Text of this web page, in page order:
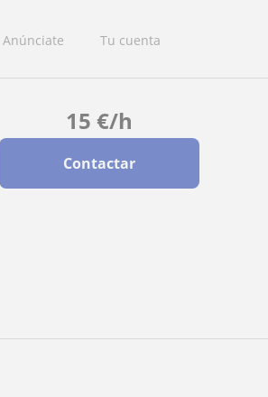
Anúnciate Tu cuenta
15 €/h
Contactar